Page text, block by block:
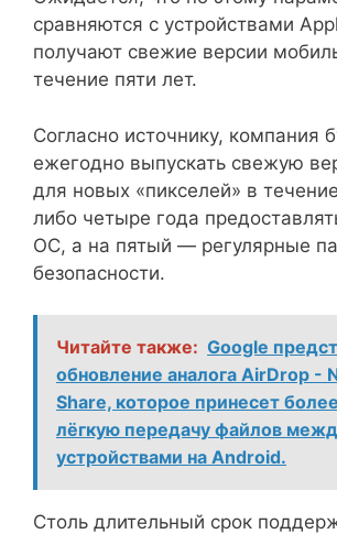
сравняются с устройствами
получают свежие версии
течение пяти лет.
Согласно источнику, компания
ежегодно выпускать свежую
для новых «пикселей» в
либо четыре года
ОС, а на пятый — регулярные
безопасности.
Читайте также: Google
обновление аналога AirDrop -
Share, которое принесет более
лёгкую передачу файлов
устройствами на Android.
Столь длительный срок